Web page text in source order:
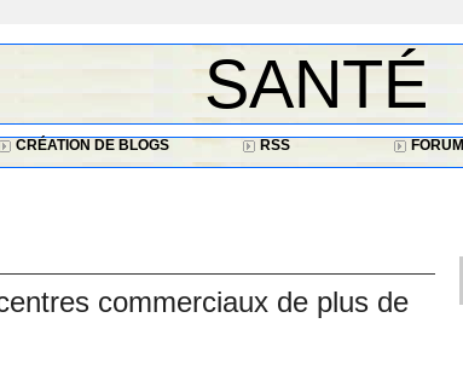
SANTÉ
CRÉATION DE BLOGS RSS FORUM
commerciaux de plus de